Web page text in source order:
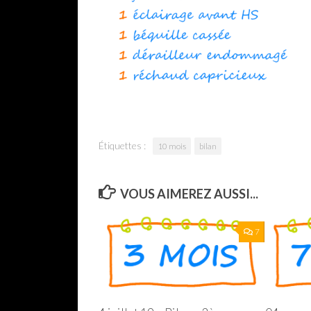
Étiquettes : 10 mois bilan
VOUS AIMEREZ AUSSI...
7